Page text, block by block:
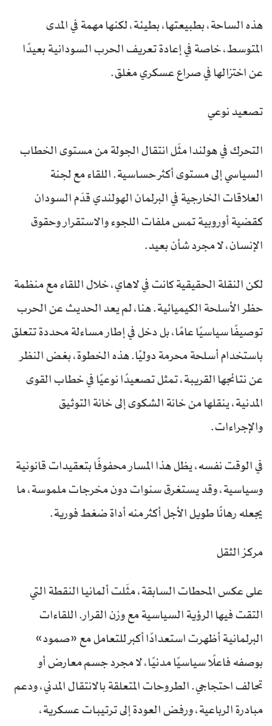
هذه الساحة، بطبيعتها، بطيئة، لكنها مهمة في المدى
المتوسط، خاصة في إعادة تعريف الحرب السودانية بعيدًا
عن اختزالها في صراع عسكري مغلق.
تصعيد نوعي
التحرك في هولندا مثّل انتقال الجولة من مستوى الخطاب
السياسي إلى مستوى أكثر حساسية. اللقاء مع لجنة
العلاقات الخارجية في البرلمان الهولندي قدّم السودان
كقضية أوروبية تمس ملفات اللجوء والاستقرار وحقوق
الإنسان، لا مجرد شأن بعيد.
لكن النقلة الحقيقية كانت في لاهاي، خلال اللقاء مع منظمة
حظر الأسلحة الكيميائية. هنا، لم يعد الحديث عن الحرب
توصيفًا سياسيًا عامًا، بل دخل في إطار مساءلة محددة تتعلق
باستخدام أسلحة محرمة دوليًا. هذه الخطوة، بغض النظر
عن نتائجها القريبة، تمثل تصعيدًا نوعيًا في خطاب القوى
المدنية، ينقلها من خانة الشكوى إلى خانة التوثيق
والإجراءات.
في الوقت نفسه، يظل هذا المسار محفوفًا بتعقيدات قانونية
وسياسية، وقد يستغرق سنوات دون مخرجات ملموسة، ما
يجعله رهانًا طويل الأجل أكثر منه أداة ضغط فورية.
مركز الثقل
على عكس المحطات السابقة، مثّلت ألمانيا النقطة التي
التقت فيها الرؤية السياسية مع وزن القرار. اللقاءات
البرلمانية أظهرت استعدادًا أكبر للتعامل مع «صمود»
بوصفه فاعلًا سياسيًا مدنيًا، لا مجرد جسم معارض أو
تحالف احتجاجي. الطروحات المتعلقة بالانتقال المدني، ودعم
مبادرة الرباعية، ورفض العودة إلى ترتيبات عسكرية،